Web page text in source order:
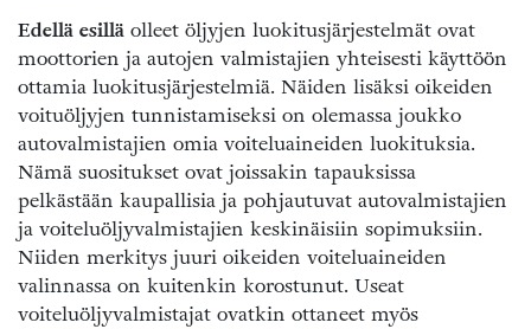
Edellä esillä olleet öljyjen luokitusjärjestelmät ovat
moottorien ja autojen valmistajien yhteisesti käyttöön
ottamia luokitusjärjestelmiä. Näiden lisäksi oikeiden
voituöljyjen tunnistamiseksi on olemassa joukko
autovalmistajien omia voiteluaineiden luokituksia.
Nämä suositukset ovat joissakin tapauksissa
pelkästään kaupallisia ja pohjautuvat autovalmistajien
ja voiteluöljyvalmistajien keskinäisiin sopimuksiin.
Niiden merkitys juuri oikeiden voiteluaineiden
valinnassa on kuitenkin korostunut. Useat
voiteluöljyvalmistajat ovatkin ottaneet myös